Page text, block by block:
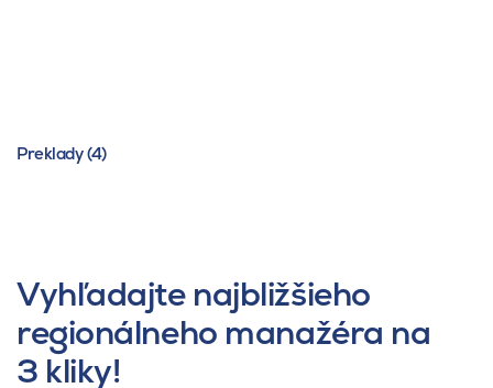
Preklady (4)
Vyhľadajte najbližšieho
regionálneho manažéra na
3 kliky!